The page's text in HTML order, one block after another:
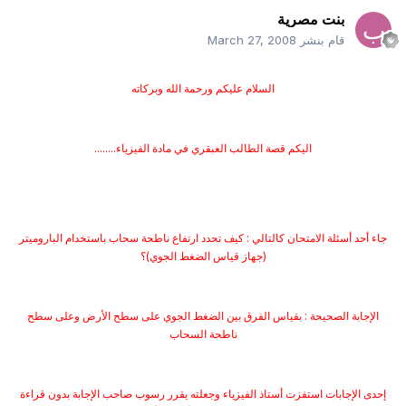
بنت مصرية
قام بنشر March 27, 2008
السلام عليكم ورحمة الله وبركاته
اليكم قصة الطالب العبقري في مادة الفيزياء........
جاء أحد أسئلة الامتحان كالتالي : كيف تحدد ارتفاع ناطحة سحاب باستخدام الباروميتر
(جهاز قياس الضغط الجوي)؟
الإجابة الصحيحة : بقياس الفرق بين الضغط الجوي على سطح الأرض وعلى سطح
ناطحة السحاب
إحدى الإجابات استفزت أستاذ الفيزياء وجعلته يقرر رسوب صاحب الإجابة بدون قراءة